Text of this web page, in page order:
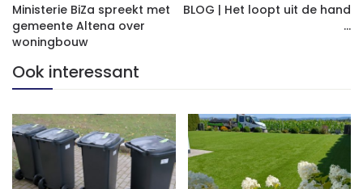
Ministerie BiZa spreekt met
gemeente Altena over
woningbouw
BLOG | Het loopt uit de hand
...
Ook interessant